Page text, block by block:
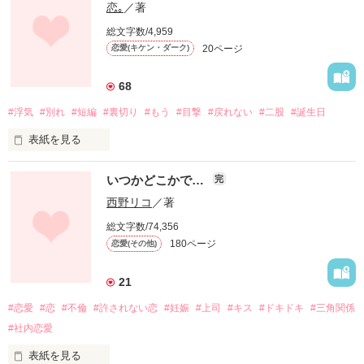
彼女を救ったのは職場の上司だった。
永遠の幸せへのスタートは
どこにあるか分かりません。
・:*:・:・:・:*:・:・:・:*:・:・:・:*:・
長谷川 菜月(はせがわ なつき)
水村 怜(みずむら れん)
35歳　院長　医師
木原 隆(きはら たかし)
30歳　アパレル店員
・:*:・:・:・:*:・:・:・:*:・:・:・:*:・
2021.7.12　他サイト　完結・公開
2021.12.3　ベリーズカフェ　完結・公開
応募作品
恋｡ ／著
総文字数/4,959
恋愛(キケン・ダーク) 20ページ
68
#浮気 #別れ #短編 #裏切り #もう #目撃 #戻れない #二股 #誕生日
表紙を見る
今まで､愛し合った記憶も｡
いつかどこかで… 完
西野リコ ／著
総文字数/74,356
恋愛(その他) 180ページ
21
#恋愛 #恋 #不倫 #許されない恋 #妊娠 #上司 #キス #ドキドキ
#三角関係
#社内恋愛
表紙を見る